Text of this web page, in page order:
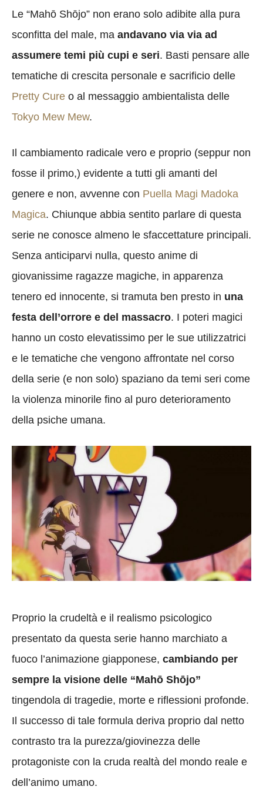
Le “Mahō Shōjo” non erano solo adibite alla pura
sconfitta del male, ma andavano via via ad
assumere temi più cupi e seri. Basti pensare alle
tematiche di crescita personale e sacrificio delle
Pretty Cure o al messaggio ambientalista delle
Tokyo Mew Mew.
Il cambiamento radicale vero e proprio (seppur non
fosse il primo,) evidente a tutti gli amanti del
genere e non, avvenne con Puella Magi Madoka
Magica. Chiunque abbia sentito parlare di questa
serie ne conosce almeno le sfaccettature principali.
Senza anticiparvi nulla, questo anime di
giovanissime ragazze magiche, in apparenza
tenero ed innocente, si tramuta ben presto in una
festa dell’orrore e del massacro. I poteri magici
hanno un costo elevatissimo per le sue utilizzatrici
e le tematiche che vengono affrontate nel corso
della serie (e non solo) spaziano da temi seri come
la violenza minorile fino al puro deterioramento
della psiche umana.
Proprio la crudeltà e il realismo psicologico
presentato da questa serie hanno marchiato a
fuoco l’animazione giapponese, cambiando per
sempre la visione delle “Mahō Shōjo”
tingendola di tragedie, morte e riflessioni profonde.
Il successo di tale formula deriva proprio dal netto
contrasto tra la purezza/giovinezza delle
protagoniste con la cruda realtà del mondo reale e
dell’animo umano.